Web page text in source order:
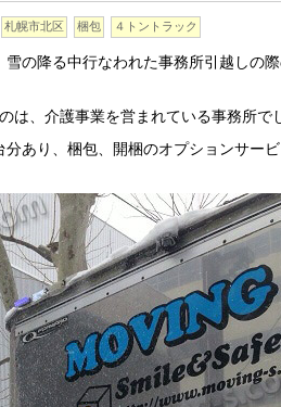
札幌市北区 梱包 ４トントラック
雪の降る中行なわれた事務所引越しの
は、介護事業を営まれている事務所で
分あり、梱包、開梱のオプションサー